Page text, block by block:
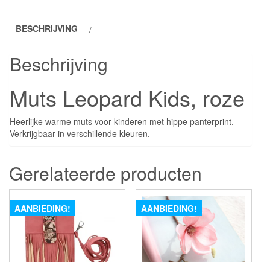
BESCHRIJVING
Beschrijving
Muts Leopard Kids, roze
Heerlijke warme muts voor kinderen met hippe panterprint.
Verkrijgbaar in verschillende kleuren.
Gerelateerde producten
AANBIEDING! AANBIEDING!